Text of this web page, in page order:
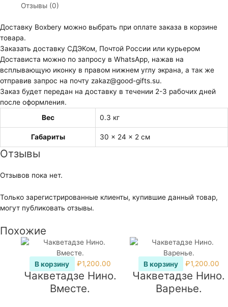
Отзывы (0)
Доставку Boxbery можно выбрать при оплате заказа в корзине
товара.
Заказать доставку СДЭКом, Почтой России или курьером
Достависта можно по запросу в WhatsApp, нажав на
всплывающую иконку в правом нижнем углу экрана, а так же
отправив запрос на почту zakaz@good-gifts.su.
Заказ будет передан на доставку в течении 2-3 рабочих дней
после оформления.
Вес
0.3 кг
Габариты 30 × 24 × 2 см
Отзывы
Отзывов пока нет.
Только зарегистрированные клиенты, купившие данный товар,
могут публиковать отзывы.
Похожие
В корзину ₽1,200.00
Чакветадзе Нино.
Вместе.
В корзину ₽1,200.00
Чакветадзе Нино.
Варенье.